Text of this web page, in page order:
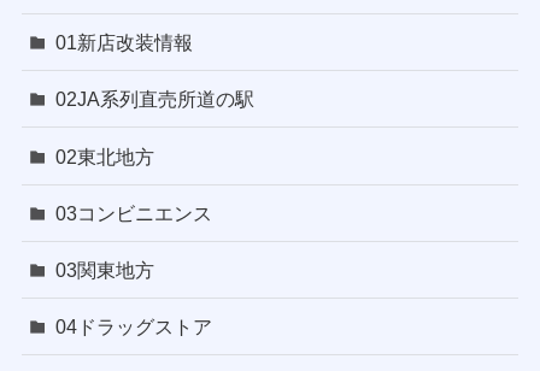
01新店改装情報
02JA系列直売所道の駅
02東北地方
03コンビニエンス
03関東地方
04ドラッグストア